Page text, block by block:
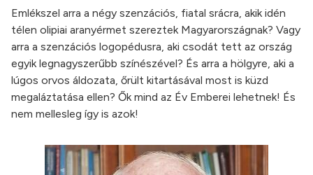
Emlékszel arra a négy szenzációs, fiatal srácra, akik idén
télen olipiai aranyérmet szereztek Magyarországnak? Vagy
arra a szenzációs logopédusra, aki csodát tett az ország
egyik legnagyszerűbb színészével? És arra a hölgyre, aki a
lúgos orvos áldozata, őrült kitartásával most is küzd
megaláztatása ellen? Ők mind az Év Emberei lehetnek! És
nem mellesleg így is azok!